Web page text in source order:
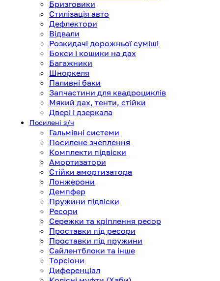
Бризговики
Стилізація авто
Дефлектори
Відвали
Розкидачі дорожньої суміші
Бокси і кошики на дах
Багажники
Шноркеля
Паливні баки
Запчастини для квадроциклів
Мякий дах, тенти, стійки
Двері і дзеркала
Посилені з/ч
Гальмівні системи
Посилене зчеплення
Комплекти підвіски
Амортизатори
Стійки амортизатора
Лонжерони
Демпфер
Пружини підвіски
Ресори
Сережки та кріплення ресор
Проставки під ресори
Проставки під пружини
Сайлентблоки та інше
Торсіони
Диференціал